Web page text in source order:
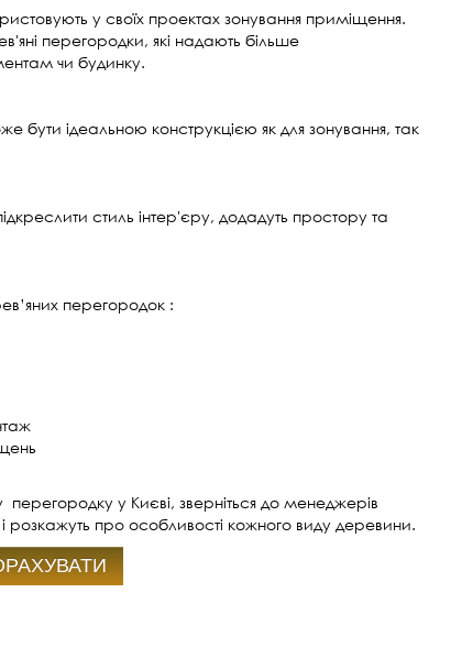
у своїх проектах зонування приміщення.
перегородки, які надають більше
чи будинку.
ідеальною конструкцією як для зонування, так
стиль інтер'єру, додадуть простору та
перегородок :
у Києві, зверніться до менеджерів
розкажуть про особливості кожного виду деревини.